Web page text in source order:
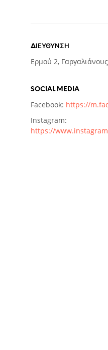
ΔΙΕΥΘΥΝΣΗ
Ερμού 2,
SOCIAL MEDIA
Facebook: https://
Instagram:
https://